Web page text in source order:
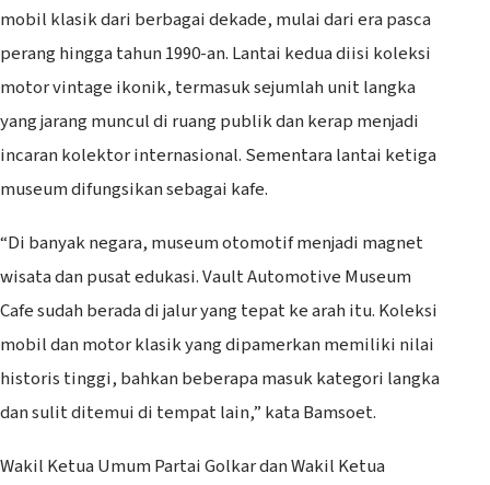
mobil klasik dari berbagai dekade, mulai dari era pasca
perang hingga tahun 1990-an. Lantai kedua diisi koleksi
motor vintage ikonik, termasuk sejumlah unit langka
yang jarang muncul di ruang publik dan kerap menjadi
incaran kolektor internasional. Sementara lantai ketiga
museum difungsikan sebagai kafe.
“Di banyak negara, museum otomotif menjadi magnet
wisata dan pusat edukasi. Vault Automotive Museum
Cafe sudah berada di jalur yang tepat ke arah itu. Koleksi
mobil dan motor klasik yang dipamerkan memiliki nilai
historis tinggi, bahkan beberapa masuk kategori langka
dan sulit ditemui di tempat lain,” kata Bamsoet.
Wakil Ketua Umum Partai Golkar dan Wakil Ketua